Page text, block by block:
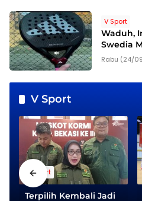
V Sport
Waduh,
Swedia
Rabu (24/
V Sport
V Sport
Terpilih Kembali Jadi